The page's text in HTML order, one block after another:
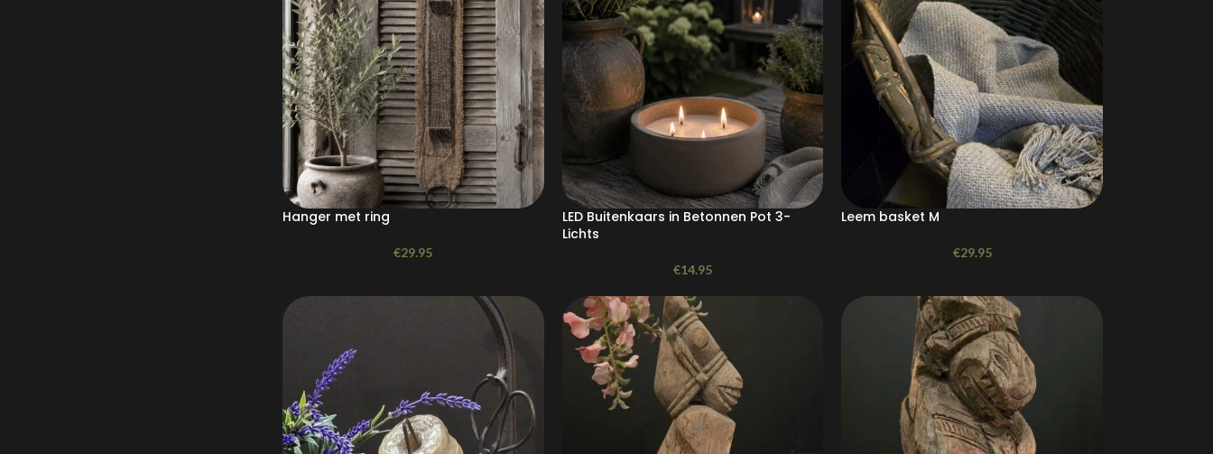
Hanger met ring
€29.95
LED Buitenkaars in Betonnen Pot 3-
Lichts
€14.95
Leem basket M
€29.95